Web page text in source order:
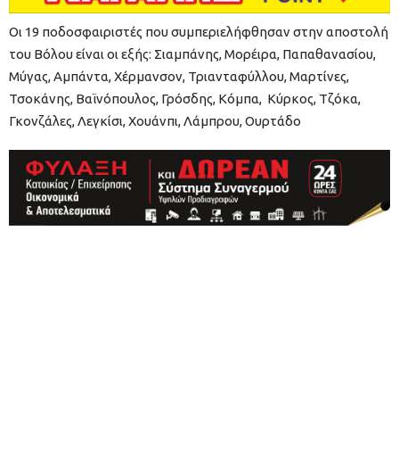
Οι 19 ποδοσφαιριστές που συμπεριελήφθησαν στην αποστολή
του Βόλου είναι οι εξής: Σιαμπάνης, Μορέιρα, Παπαθανασίου,
Μύγας, Αμπάντα, Χέρμανσον, Τριανταφύλλου, Μαρτίνες,
Τσοκάνης, Βαϊνόπουλος, Γρόσδης, Κόμπα, Κύρκος, Τζόκα,
Γκονζάλες, Λεγκίσι, Χουάνπι, Λάμπρου, Ουρτάδο